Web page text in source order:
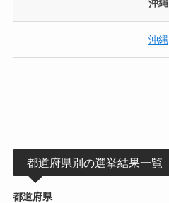
沖縄
沖縄
都道府県別の選挙結果一覧
都道府県